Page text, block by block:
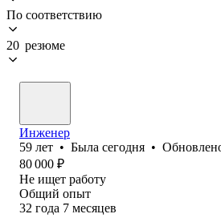
По соответствию
20 резюме
Инженер
59 лет • Была сегодня •
80 000 ₽
Не ищет работу
Общий опыт
32 года 7 месяцев